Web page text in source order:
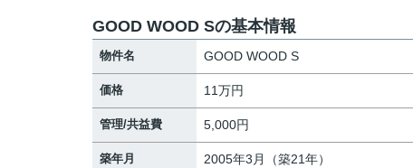
GOOD WOOD Sの基本情報
物件名 GOOD WOOD S
価格 11万円
管理/共益費 5,000円
築年月 2005年3月（築21年）